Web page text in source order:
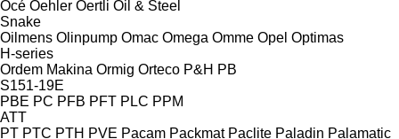
Océ Oehler Oertli Oil & Steel
Snake
Oilmens Olinpump Omac Omega Omme Opel Optimas
H-series
Ordem Makina Ormig Orteco P&H PB
S151-19E
PBE PC PFB PFT PLC PPM
ATT
PT PTC PTH PVE Pacam Packmat Paclite Paladin Palamatic